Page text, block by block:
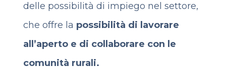
delle possibilità di impiego nel settore,
che offre la possibilità di lavorare
all’aperto e di collaborare con le
comunità rurali.